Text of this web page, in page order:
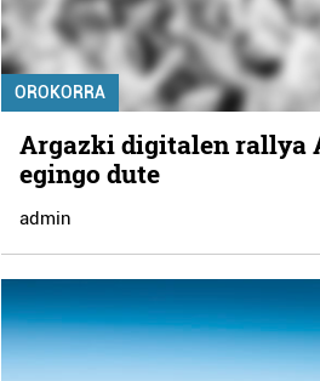
OROKORRA
Argazki digitalen rallya
egingo dute
admin